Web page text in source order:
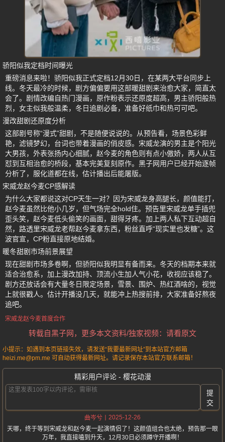
骄阳似我定档时间曝光
重磅消息来啦！骄阳似我正式定档12月30日，在某两大平台同步上
线。冬天最冷的时候，剧方偏偏要用这部暖甜剧来治愈大家，简直太
会了。剧情改编自热门漫画，原作粉表示还原度超高，男主骄阳般热
烈，女主似我般温柔，冬日追剧必备，准备好纸巾和热可可吧。
漫改甜剧还原度分析
这部剧号称“漫式”甜剧，不是随便说说的。从预告看，场景色彩鲜
艳，滤镜梦幻，台词也带着漫画的俏皮感。宋威龙演的男主是个阳光
大男孩，外表张扬内心细腻，赵今麦的角色则有点小傲娇，两人从互
怼到互相治愈的桥段，基本完美复刻原作。黑子网用户已经开始逐帧
分析了，服化道都在线，估计播出后能屠版。
宋威龙赵今麦CP感解读
为什么大家都说这对CP天生一对？因为宋威龙身高腿长，颜值能打，
赵今麦虽然比他小几岁，但气场完全hold住。预告里宋威龙单手插兜
歪头笑，赵今麦低头偷笑的画面，甜得牙疼。加上两人私下互动超自
然，路透里宋威龙老帮赵今麦拿东西，粉丝直呼“现实里也发糖”。这
波官宣，CP粉直接原地结婚。
暖冬甜剧市场前景展望
现在甜剧市场多卷啊，但骄阳似我明显有备而来。冬天的档期本来就
适合治愈系，加上漫改加持、顶流小生加人气小花，收视应该稳了。
剧方还放话会有大量冬日限定场景，雪景、围炉、热红酒啥的，视觉
上就很戳人。估计开播没几天，就能冲上热搜前排，大家准备好熬夜
追吧。
宋威龙赵今麦首度合作
转载自黑子网，更多本文资料/独家视频：请看原文
小提示：如遇到本页链接失效，请发送“我要最新网址”到本站官方邮箱
heizi.me@pm.me 可自动获得最新网址。请记录保存本站官方联系邮箱！
精彩用户评论 - 樱花动漫
提
交
曲岑兮
2025-12-26
天哪，终于等到宋威龙和赵今麦一起演情侣了！这颜值组合也太绝，预告那一眼
万年，我直接嗑到升天，12月30日必须蹲守开播啊！